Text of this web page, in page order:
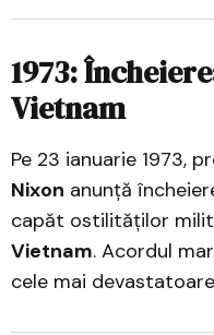
1973:
Vietnam
Pe 23 ianuarie 1973,
Nixon anunță
capăt ostilităților
Vietnam. Acordul
cele mai